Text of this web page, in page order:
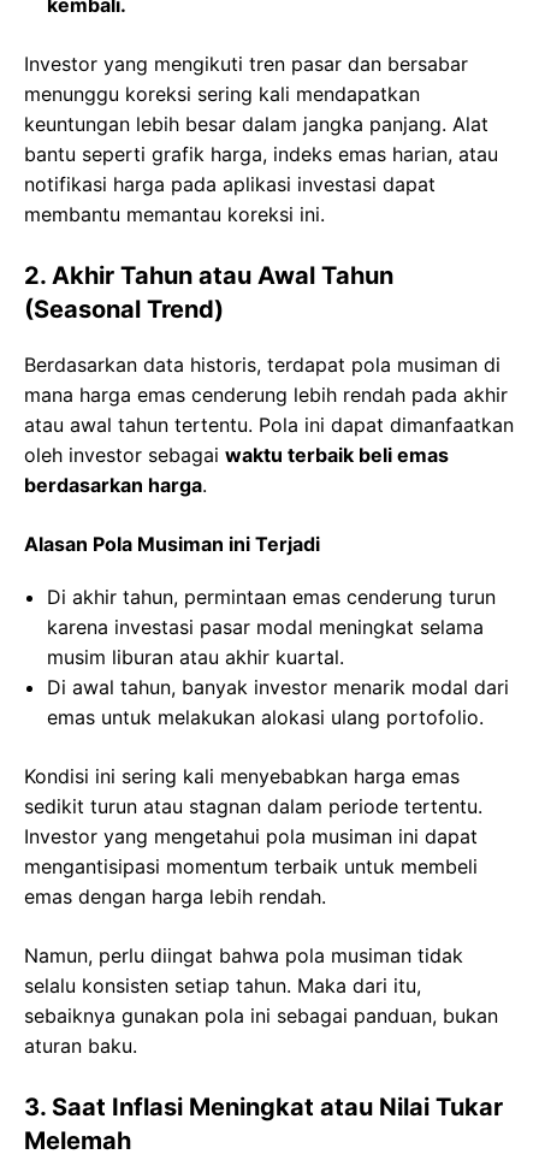
kembali.
Investor yang mengikuti tren pasar dan bersabar
menunggu koreksi sering kali mendapatkan
keuntungan lebih besar dalam jangka panjang. Alat
bantu seperti grafik harga, indeks emas harian, atau
notifikasi harga pada aplikasi investasi dapat
membantu memantau koreksi ini.
2. Akhir Tahun atau Awal Tahun
(Seasonal Trend)
Berdasarkan data historis, terdapat pola musiman di
mana harga emas cenderung lebih rendah pada akhir
atau awal tahun tertentu. Pola ini dapat dimanfaatkan
oleh investor sebagai waktu terbaik beli emas
berdasarkan harga.
Alasan Pola Musiman ini Terjadi
Di akhir tahun, permintaan emas cenderung turun
karena investasi pasar modal meningkat selama
musim liburan atau akhir kuartal.
Di awal tahun, banyak investor menarik modal dari
emas untuk melakukan alokasi ulang portofolio.
Kondisi ini sering kali menyebabkan harga emas
sedikit turun atau stagnan dalam periode tertentu.
Investor yang mengetahui pola musiman ini dapat
mengantisipasi momentum terbaik untuk membeli
emas dengan harga lebih rendah.
Namun, perlu diingat bahwa pola musiman tidak
selalu konsisten setiap tahun. Maka dari itu,
sebaiknya gunakan pola ini sebagai panduan, bukan
aturan baku.
3. Saat Inflasi Meningkat atau Nilai Tukar
Melemah